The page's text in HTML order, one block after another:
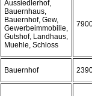
Aussiedlerhof,
Bauernhaus,
Bauernhof, Gew,
Gewerbeimmobilie,
Gutshof, Landhaus,
Muehle, Schloss
Bauernhof